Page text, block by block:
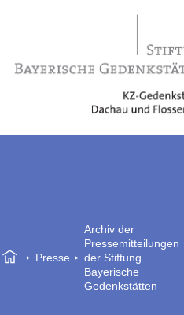
Presse
Archiv der
Pressemitteilungen
der Stiftung
Bayerische
Gedenkstätten